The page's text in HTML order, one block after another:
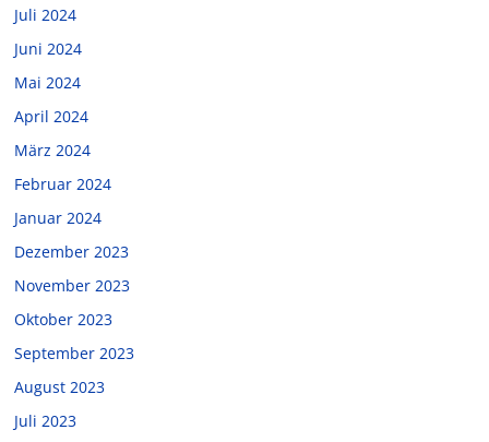
Juli 2024
Juni 2024
Mai 2024
April 2024
März 2024
Februar 2024
Januar 2024
Dezember 2023
November 2023
Oktober 2023
September 2023
August 2023
Juli 2023